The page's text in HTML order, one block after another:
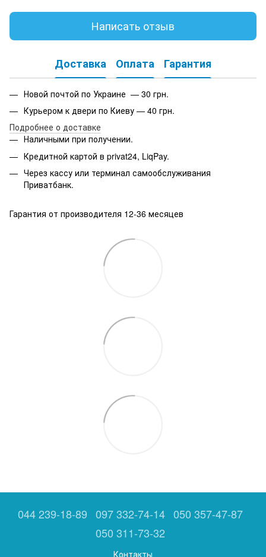
Написать отзыв
Доставка Оплата Гарантия
Новой почтой по Украине — 30 грн.
Курьером к двери по Киеву — 40 грн.
Подробнее о доставке
Наличными при получении.
Кредитной картой в privat24, LiqPay.
Через кассу или терминал самообслуживания
Приватбанк.
Гарантия от производителя 12-36 месяцев
044 239-18-89 097 332-74-14 050 357-47-87
050 311-73-32
Контакты